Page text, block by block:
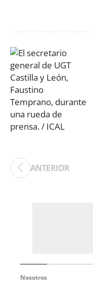
ANTERIOR
Nosotros